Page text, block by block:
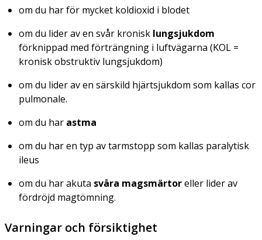
om du har för mycket koldioxid i blodet
om du lider av en svår kronisk lungsjukdom
förknippad med förträngning i luftvägarna (KOL =
kronisk obstruktiv lungsjukdom)
om du lider av en särskild hjärtsjukdom som kallas cor
pulmonale.
om du har astma
om du har en typ av tarmstopp som kallas paralytisk
ileus
om du har akuta svåra magsmärtoreller lider av
fördröjd magtömning.
Varningar och försiktighet